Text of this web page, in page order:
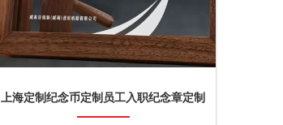
上海定制纪念币定制员工入职纪念章定制